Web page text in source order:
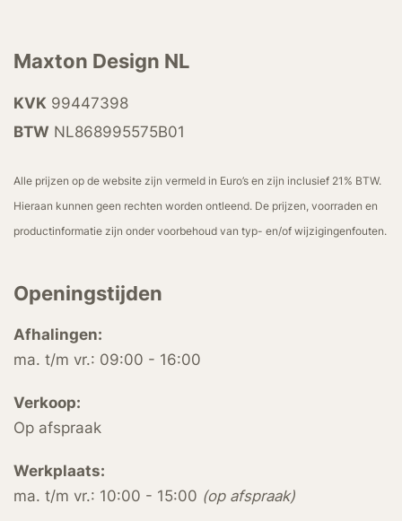
Maxton Design NL
KVK 99447398
BTW NL868995575B01
Alle prijzen op de website zijn vermeld in Euro’s en zijn inclusief 21% BTW.
Hieraan kunnen geen rechten worden ontleend. De prijzen, voorraden en
productinformatie zijn onder voorbehoud van typ- en/of wijzigingenfouten.
Openingstijden
Afhalingen:
ma. t/m vr.: 09:00 - 16:00
Verkoop:
Op afspraak
Werkplaats:
ma. t/m vr.: 10:00 - 15:00 (op afspraak)